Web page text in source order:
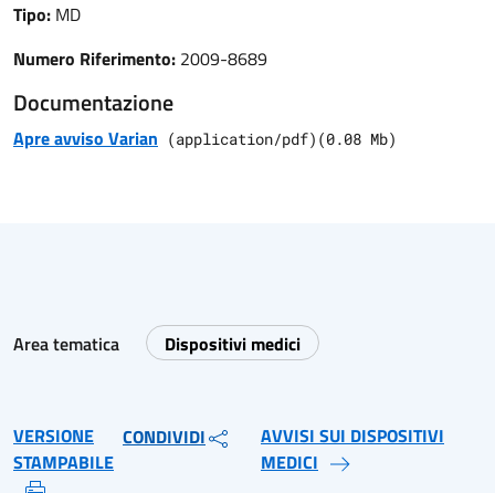
Tipo: MD
Numero Riferimento: 2009-8689
Documentazione
Apre avviso Varian (application/pdf) (0.08 Mb)
Area tematica Dispositivi medici
VERSIONE
STAMPABILE
CONDIVIDI
AVVISI SUI DISPOSITIVI
MEDICI